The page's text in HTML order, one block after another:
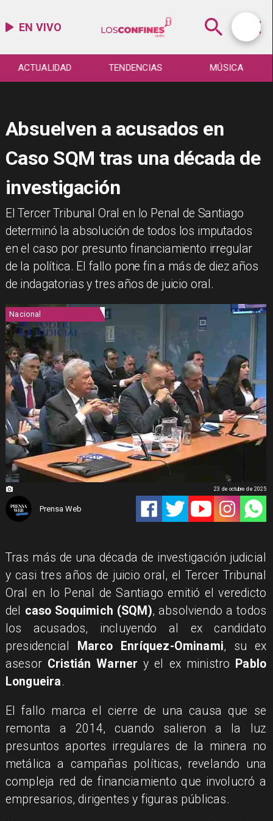
EN VIVO
ACTUALIDAD TENDENCIAS MÚSICA
Absuelven a acusados en
Caso SQM tras una década de
investigación
El Tercer Tribunal Oral en lo Penal de Santiago
determinó la absolución de todos los imputados
en el caso por presunto financiamiento irregular
de la política. El fallo pone fin a más de diez años
de indagatorias y tres años de juicio oral.
Nacional
Prensa Web
23 de octubre de 2025
Tras más de una década de investigación judicial
y casi tres años de juicio oral, el Tercer Tribunal
Oral en lo Penal de Santiago emitió el veredicto
del caso Soquimich (SQM), absolviendo a todos
los acusados, incluyendo al ex candidato
presidencial
Marco Enríquez-Ominami, su ex
asesor Cristián Warner y el ex ministro Pablo
Longueira.
El fallo marca el cierre de una causa que se
remonta a 2014, cuando salieron a la luz
presuntos aportes irregulares de la minera no
metálica a campañas políticas, revelando una
compleja red de financiamiento que involucró a
empresarios, dirigentes y figuras públicas.